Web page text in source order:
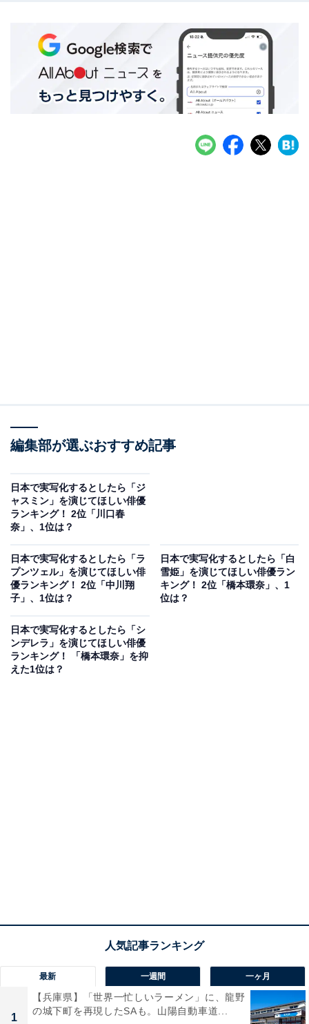
編集部が選ぶおすすめ記事
日本で実写化するとしたら「ジ
ャスミン」を演じてほしい俳優
ランキング！ 2位「川口春
奈」、1位は？
日本で実写化するとしたら「ラ
プンツェル」を演じてほしい俳
優ランキング！ 2位「中川翔
子」、1位は？
日本で実写化するとしたら「白
雪姫」を演じてほしい俳優ラン
キング！ 2位「橋本環奈」、1
位は？
日本で実写化するとしたら「シ
ンデレラ」を演じてほしい俳優
ランキング！ 「橋本環奈」を抑
えた1位は？
最新 一週間 一ヶ月
1
【兵庫県】「世界一忙しいラーメン」に、龍野
の城下町を再現したSAも。山陽自動車道...